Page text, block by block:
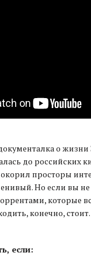
о жизни
до российских
просторы
Но если вы не
которые
конечно, стоит.
если: